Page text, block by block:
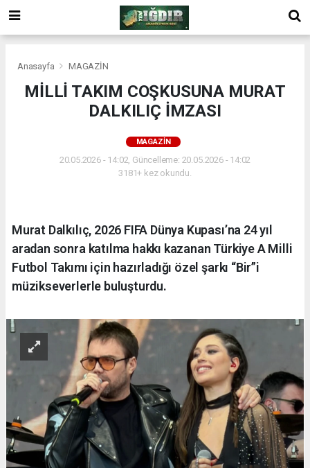
Anasayfa MAGAZİN
MİLLİ TAKIM COŞKUSUNA MURAT
DALKILIÇ İMZASI
MAGAZİN
20.05.2026 - 14:02, Güncelleme: 20.05.2026 - 14:02
3181+ kez okundu.
Murat Dalkılıç, 2026 FIFA Dünya Kupası’na 24 yıl
aradan sonra katılma hakkı kazanan Türkiye A Milli
Futbol Takımı için hazırladığı özel şarkı “Bir”i
müzikseverlerle buluşturdu.